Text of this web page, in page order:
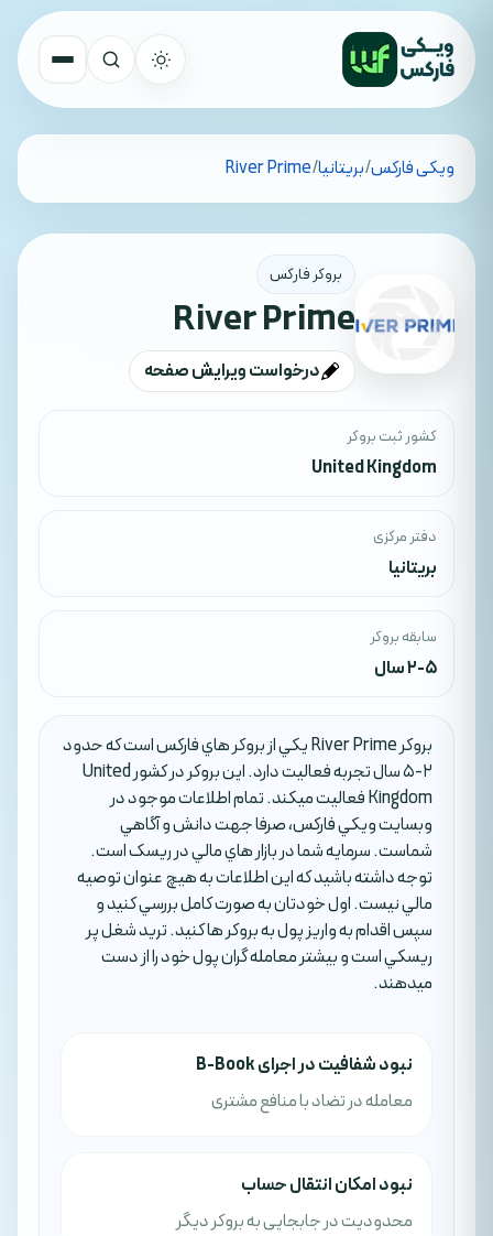
تمام کشورهاویکی فارکس/بریتانیا/
River Prime
بروکر فارکس
River Prime
درخواست ویرایش صفحه
کشور ثبت بروکر
United Kingdom
دفتر مرکزی
بریتانیا
سابقه بروکر
2-5 سال
بروکر River Prime يکي از بروکر هاي فارکس است که حدود
2-5 سال تجربه فعاليت دارد. اين بروکر در کشور United
Kingdom فعاليت ميکند. تمام اطلاعات موجود در
وبسايت ويکي فارکس، صرفا جهت دانش و آگاهي
شماست. سرمايه شما در بازار هاي مالي در ريسک است.
توجه داشته باشيد که اين اطلاعات به هيچ عنوان توصيه
مالي نيست. اول خودتان به صورت کامل بررسي کنيد و
سپس اقدام به واريز پول به بروکر ها کنيد. تريد شغل پر
ريسکي است و بيشتر معامله گران پول خود را از دست
ميدهند.
نبود شفافیت در اجرای B-Book
معامله در تضاد با منافع مشتری
نبود امکان انتقال حساب
محدودیت در جابجایی به بروکر دیگر